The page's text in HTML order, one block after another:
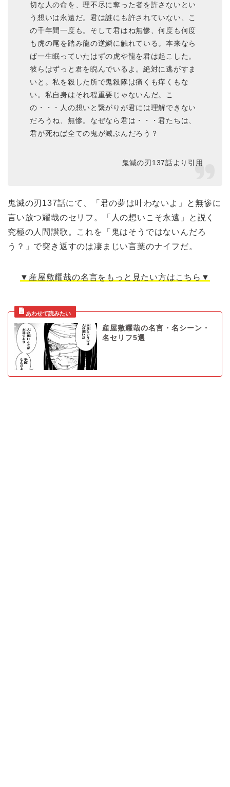
切な人の命を、理不尽に奪った者を許さないとい
う想いは永遠だ。君は誰にも許されていない、こ
の千年間一度も。そして君はね無惨、何度も何度
も虎の尾を踏み龍の逆鱗に触れている。本来なら
ば一生眠っていたはずの虎や龍を君は起こした。
彼らはずっと君を睨んでいるよ。絶対に逃がすま
いと。私を殺した所で鬼殺隊は痛くも痒くもな
い。私自身はそれ程重要じゃないんだ。こ
の・・・人の想いと繋がりが君には理解できない
だろうね、無惨。なぜなら君は・・・君たちは、
君が死ねば全ての鬼が滅ぶんだろう？
鬼滅の刃137話より引用
鬼滅の刃137話にて、「君の夢は叶わないよ」と無惨に
言い放つ耀哉のセリフ。「人の想いこそ永遠」と説く
究極の人間讃歌。これを「鬼はそうではないんだろ
う？」で突き返すのは凄まじい言葉のナイフだ。
▼産屋敷耀哉の名言をもっと見たい方はこちら▼
産屋敷耀哉の名言・名シーン・
名セリフ5選